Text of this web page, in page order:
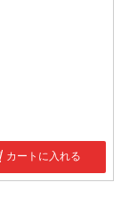
カートに入れる